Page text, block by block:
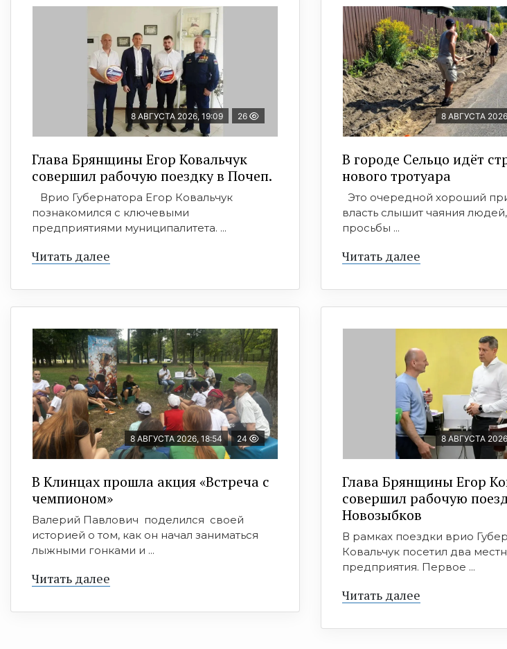
8 АВГУСТА 2026, 19:09 26
Глава Брянщины Егор Ковальчук
совершил рабочую поездку в Почеп.
Врио Губернатора Егор Ковальчук
познакомился с ключевыми
предприятиями муниципалитета. ...
Читать далее
8 АВГУСТА
В городе Сельцо идёт
нового тротуара
Это очередной хороший
власть слышит чаяния
просьбы ...
Читать далее
8 АВГУСТА 2026, 18:54 24
В Клинцах прошла акция «Встреча с
чемпионом»
Валерий Павлович поделился своей
историей о том, как он начал заниматься
лыжными гонками и ...
Читать далее
8 АВГУСТА
Глава Брянщины Егор
совершил рабочую
Новозыбков
В рамках поездки врио
Ковальчук посетил два
предприятия. Первое ...
Читать далее